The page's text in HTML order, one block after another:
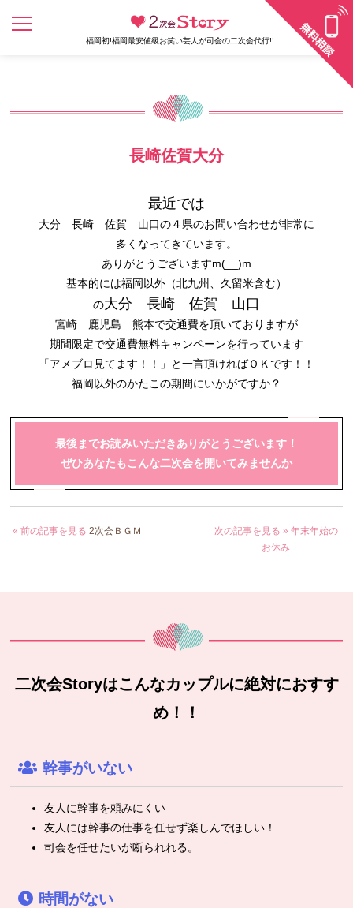
福岡初!福岡最安値級お笑い芸人が司会の二次会代行!!
長崎佐賀大分
最近では
大分 長崎 佐賀 山口の４県のお問い合わせが非常に
多くなってきています。
ありがとうございますm(__)m
基本的には福岡以外（北九州、久留米含む）
の大分 長崎 佐賀 山口
宮崎 鹿児島 熊本で交通費を頂いておりますが
期間限定で交通費無料キャンペーンを行っています
「アメブロ見てます！！」と一言頂ければＯＫです！！
福岡以外のかたこの期間にいかがですか？
最後までお読みいただきありがとうございます！
ぜひあなたもこんな二次会を開いてみませんか
« 前の記事を見る 2次会ＢＧＭ 次の記事を見る » 年末年始の
お休み
二次会Storyはこんなカップルに絶対におすす
め！！
幹事がいない
友人に幹事を頼みにくい
友人には幹事の仕事を任せず楽しんでほしい！
司会を任せたいが断られれる。
時間がない